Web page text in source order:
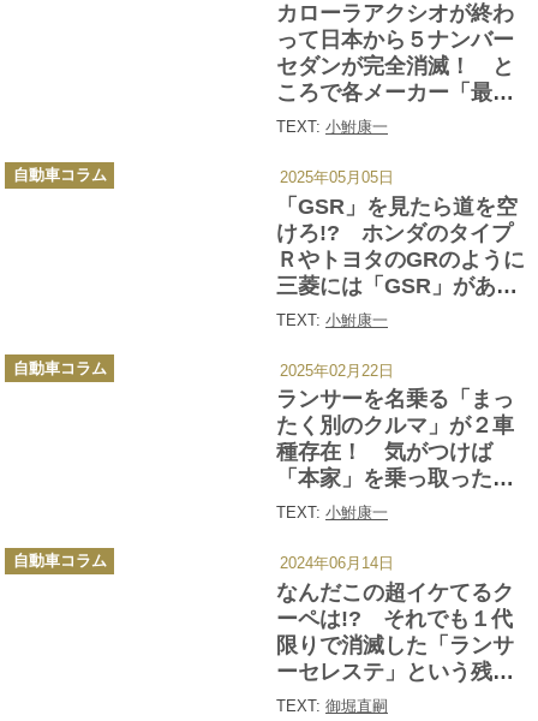
カローラアクシオが終わ
って日本から５ナンバー
セダンが完全消滅！ と
ころで各メーカー「最後
の５ナンバーセダン」っ
る？
TEXT: 小鮒康一
「GSR」を見たら道を空
けろ!? ホンダのタイプ
ＲやトヨタのGRのように
三菱には「GSR」があ
る！
TEXT: 小鮒康一
カ
テ
自動車コラム 2025年05月05日
ランサーを名乗る「まっ
たく別のクルマ」が２車
種存在！ 気がつけば
「本家」を乗っ取った
「ランサーフィオーレ」
TEXT: 小鮒康一
カ
テ
自動車コラム 2025年02月22日
なんだこの超イケてるク
ーペは!? それでも１代
限りで消滅した「ランサ
ーセレステ」という残念
な三菱車
TEXT: 御堀直嗣
カ
テ
自動車コラム 2024年06月14日